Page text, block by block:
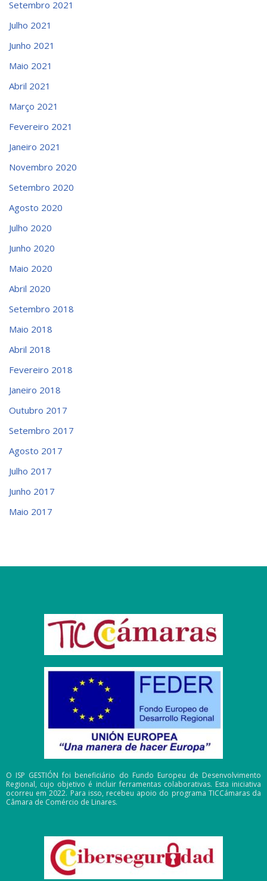
Setembro 2021
Julho 2021
Junho 2021
Maio 2021
Abril 2021
Março 2021
Fevereiro 2021
Janeiro 2021
Novembro 2020
Setembro 2020
Agosto 2020
Julho 2020
Junho 2020
Maio 2020
Abril 2020
Setembro 2018
Maio 2018
Abril 2018
Fevereiro 2018
Janeiro 2018
Outubro 2017
Setembro 2017
Agosto 2017
Julho 2017
Junho 2017
Maio 2017
O ISP GESTIÓN foi beneficiário do Fundo Europeu de Desenvolvimento
Regional, cujo objetivo é incluir ferramentas colaborativas. Esta iniciativa
ocorreu em 2022. Para isso, recebeu apoio do programa TICCámaras da
Câmara de Comércio de Linares.